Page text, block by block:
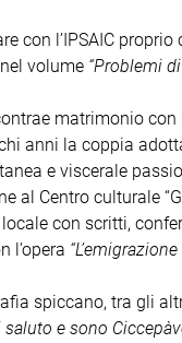
con l’IPSAIC
volume “Problemi
matrimonio
anni la coppia
e viscerale
al Centro culturale
con scritti,
l’opera
spiccano, tra gli
saluto e sono